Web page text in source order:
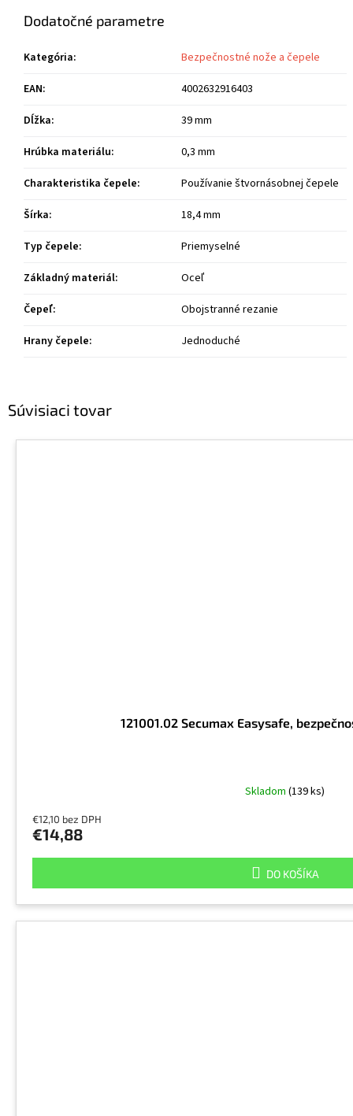
Súvisiaci tovar
121001.02 Secumax Easysafe,
Skladom (139 ks)
€12,10 bez DPH
€14,88
DO KOŠÍKA
Dodatočné parametre
Kategória:
Bezpečnostné nože a čepele
EAN:
4002632916403
Dĺžka:
39 mm
Hrúbka materiálu:
0,3 mm
Charakteristika čepele:
Používanie štvornásobnej čepele
Šírka:
18,4 mm
Typ čepele:
Priemyselné
Základný materiál:
Oceľ
Čepeľ:
Obojstranné rezanie
Hrany čepele: Jednoduché